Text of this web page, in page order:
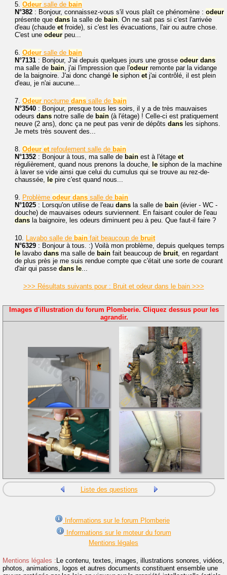
5. Odeur salle de bain
N°382 : Bonjour, connaissez-vous s'il vous plaît ce phénomène : odeur
présente que dans la salle de bain. On ne sait pas si c'est l'arrivée
d'eau (chaude etfroide), si c'est les évacuations, l'air ou autre chose.
C'est une odeur peu...
6. Odeur salle de bain
N°7131 : Bonjour, J'ai depuis quelques jours une grosse odeur dans
ma salle de bain, j'ai l'impression que l'odeur remonte par la vidange
de la baignoire. J'ai donc changé le siphon etj'ai contrôlé, il est plein
d'eau, je n'ai aucune...
7. Odeur nocturne dans salle de bain
N°3540 : Bonjour, presque tous les soirs, il y a de très mauvaises
odeurs dans notre salle de bain (à l'étage) ! Celle-ci est pratiquement
neuve (2 ans), donc ça ne peut pas venir de dépôts dans les siphons.
Je mets très souvent des...
8. Odeur etrefoulement salle de bain
N°1352 : Bonjour à tous, ma salle de bain est à l'étage et
régulièrement, quand nous prenons la douche, le siphon de la machine
à laver se vide ainsi que celui du cumulus qui se trouve au rez-de-
chaussée, le pire c'est quand nous...
9. Problème odeur dans salle de bain
N°1025 : Lorsqu'on utilise de l'eau dans la salle de bain (évier - WC -
douche) de mauvaises odeurs surviennent. En faisant couler de l'eau
dans la baignoire, les odeurs diminuent peu à peu. Que faut-il faire ?
10. Lavabo salle de bain fait beaucoup de bruit
N°6329 : Bonjour à tous. :) Voilà mon problème, depuis quelques temps
le lavabo dans ma salle de bain fait beaucoup de bruit, en regardant
de plus près je me suis rendue compte que c'était une sorte de courant
d'air qui passe dans le...
>>> Résultats suivants pour : Bruit et odeur dans le bain >>>
Images d'illustration du forum Plomberie. Cliquez dessus pour les
agrandir.
Liste des questions
Informations sur le forum Plomberie
Informations sur le moteur du forum
Mentions légales
Mentions légales : Le contenu, textes, images, illustrations sonores, vidéos,
photos, animations, logos et autres documents constituent ensemble une